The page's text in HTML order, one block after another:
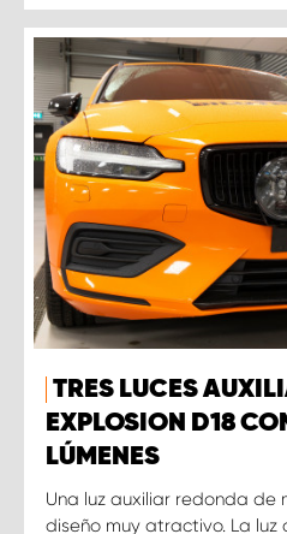
TRES LUCES
EXPLOSION D18
LÚMENES
Una luz auxiliar redonda de
diseño muy atractivo. La